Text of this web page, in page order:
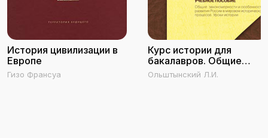
История цивилизации в
Европе
Гизо Франсуа
Курс истории для
бакалавров. Общие
закономерности и
Ольштынский Л.И.